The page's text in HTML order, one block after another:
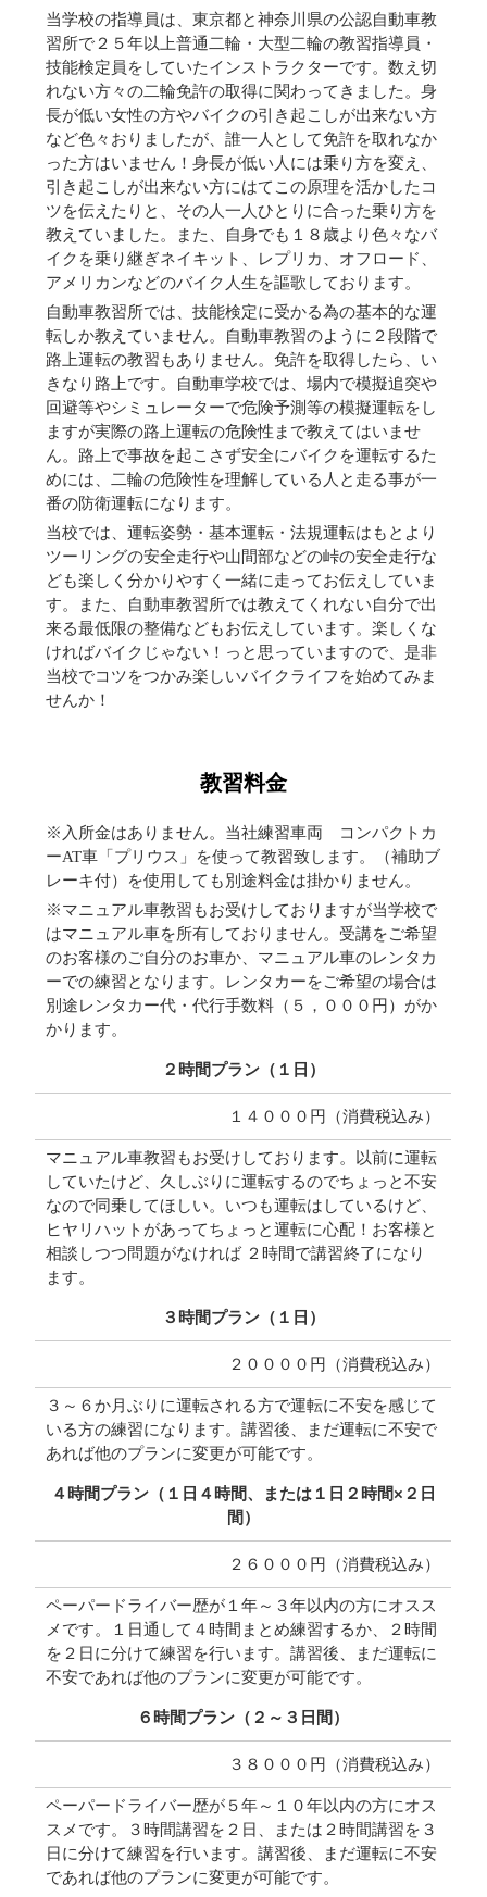
当学校の指導員は、東京都と神奈川県の公認自動車教
習所で２５年以上普通二輪・大型二輪の教習指導員・
技能検定員をしていたインストラクターです。数え切
れない方々の二輪免許の取得に関わってきました。身
長が低い女性の方やバイクの引き起こしが出来ない方
など色々おりましたが、誰一人として免許を取れなか
った方はいません！身長が低い人には乗り方を変え、
引き起こしが出来ない方にはてこの原理を活かしたコ
ツを伝えたりと、その人一人ひとりに合った乗り方を
教えていました。また、自身でも１８歳より色々なバ
イクを乗り継ぎネイキット、レプリカ、オフロード、
アメリカンなどのバイク人生を謳歌しております。
自動車教習所では、技能検定に受かる為の基本的な運
転しか教えていません。自動車教習のように２段階で
路上運転の教習もありません。免許を取得したら、い
きなり路上です。自動車学校では、場内で模擬追突や
回避等やシミュレーターで危険予測等の模擬運転をし
ますが実際の路上運転の危険性まで教えてはいませ
ん。路上で事故を起こさず安全にバイクを運転するた
めには、二輪の危険性を理解している人と走る事が一
番の防衛運転になります。
当校では、運転姿勢・基本運転・法規運転はもとより
ツーリングの安全走行や山間部などの峠の安全走行な
ども楽しく分かりやすく一緒に走ってお伝えしていま
す。また、自動車教習所では教えてくれない自分で出
来る最低限の整備などもお伝えしています。楽しくな
ければバイクじゃない！っと思っていますので、是非
当校でコツをつかみ楽しいバイクライフを始めてみま
せんか！
教習料金
※入所金はありません。当社練習車両 コンパクトカ
ーAT車「プリウス」を使って教習致します。（補助ブ
レーキ付）を使用しても別途料金は掛かりません。
※マニュアル車教習もお受けしておりますが当学校で
はマニュアル車を所有しておりません。受講をご希望
のお客様のご自分のお車か、マニュアル車のレンタカ
ーでの練習となります。レンタカーをご希望の場合は
別途レンタカー代・代行手数料（５，０００円）がか
かります。
２時間プラン（１日）
１４０００円（消費税込み）
マニュアル車教習もお受けしております。以前に運転
していたけど、久しぶりに運転するのでちょっと不安
なので同乗してほしい。いつも運転はしているけど、
ヒヤリハットがあってちょっと運転に心配！お客様と
相談しつつ問題がなければ ２時間で講習終了になり
ます。
３時間プラン（１日）
２００００円（消費税込み）
３～６か月ぶりに運転される方で運転に不安を感じて
いる方の練習になります。講習後、まだ運転に不安で
あれば他のプランに変更が可能です。
４時間プラン（１日４時間、または１日２時間×２日
間）
２６０００円（消費税込み）
ペーパードライバー歴が１年～３年以内の方にオスス
メです。１日通して４時間まとめ練習するか、２時間
を２日に分けて練習を行います。講習後、まだ運転に
不安であれば他のプランに変更が可能です。
６時間プラン（２～３日間）
３８０００円（消費税込み）
ペーパードライバー歴が５年～１０年以内の方にオス
スメです。３時間講習を２日、または２時間講習を３
日に分けて練習を行います。講習後、まだ運転に不安
であれば他のプランに変更が可能です。